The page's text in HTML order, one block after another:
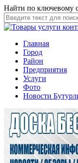
Найти по ключевому
Главная
Город
Район
Предприятия
Услуги
Фото
Новости